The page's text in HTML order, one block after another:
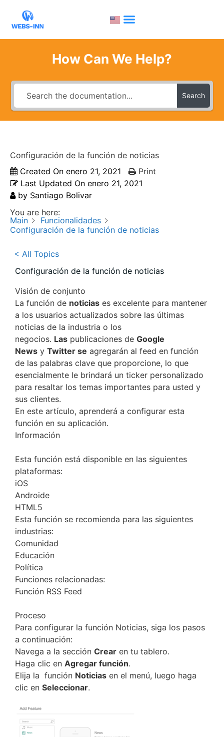
How Can We Help?
Search
Configuración de la función de noticias
Created On enero 21, 2021
Last Updated On enero 21, 2021
by Santiago Bolivar
Print
You are here:
Main
Funcionalidades
Configuración de la función de noticias
< All Topics
Configuración de la función de noticias
Visión de conjunto
La función de noticias es excelente para mantener
a los usuarios actualizados sobre las últimas
noticias de la industria o los
negocios. Las publicaciones de Google
News y Twitter se agregarán al feed en función
de las palabras clave que proporcione, lo que
esencialmente le brindará un ticker personalizado
para resaltar los temas importantes para usted y
sus clientes.
En este artículo, aprenderá a configurar esta
función en su aplicación.
Información
Esta función está disponible en las siguientes
plataformas:
iOS
Androide
HTML5
Esta función se recomienda para las siguientes
industrias:
Comunidad
Educación
Política
Funciones relacionadas:
Función RSS Feed
Proceso
Para configurar la función Noticias, siga los pasos
a continuación:
Navega a la sección Crear en tu tablero.
Haga clic en Agregar función.
Elija la función Noticias en el menú, luego haga
clic en Seleccionar.